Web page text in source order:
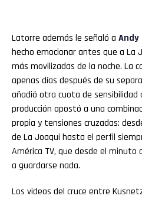
Latorre además le señaló a Andy
hecho emocionar antes que a La
más movilizadas de la noche. La
apenas días después de su
añadió otra cuota de sensibilidad
producción apostó a una
propia y tensiones cruzadas:
de La Joaqui hasta el perfil
América TV, que desde el minuto
a guardarse nada.
Los videos del cruce entre